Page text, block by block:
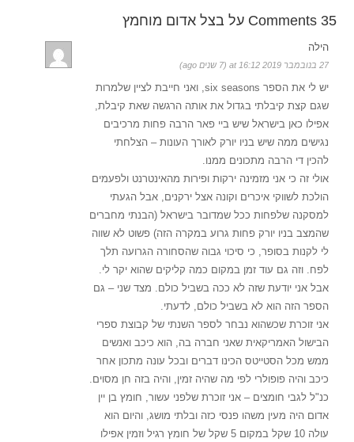
35 Comments על בצל אדום מוחמץ
הילה
27 בנובמבר 2019 at 16:12 (7 שנים ago)
יש לי את הספר six seasons, ואני חייבת לציין שלמרות
שגם קצת קיבלתי בגדול את אותה הרגשה שאת קיבלת,
אפילו כאן בישראל שיש ביי פאר הרבה פחות מרכיבים
נגישים ממה שיש בניו יורק לאורך העונות – הצלחתי
להכין די הרבה מתכונים ממנו.
אולי זה כי אני מזמינה ירקות ופירות מהאינטרנט ולפעמים
הולכת לשווקי איכרים וקונה אצל ירקנים, אבל הגעתי
למסקנה שלפחות ככל שמדובר בישראל (הבנתי מחברים
שהמצב בניו יורק פחות גרוע במקרה הזה) פשוט לא שווה
לי לקנות בסופר, כי סיכוי גבוה שהסחורה הגרועה תלך
לפח. וזה גם עוד זמן במקום כמה קליקים שהוא יקר לי.
אבל אני יודעת שזה לא ככה בשביל כולם. מצד שני – גם
הספר הזה הוא לא בשביל כולם, לדעתי.
אני זוכרת שכשהוא נבחר לספר השנתי של קבוצת ספרי
הבישול האמריקאית שאני חברה בה, הוא כיכב ואנשים
ממש מכל הסטייטס הכינו דברים ובכל עונה מתכון אחר
כיכב והיה פופולרי לפי מה שהיה זמין, והיה בזה חן מסוים.
כנ"ל לגבי חומצים – אני זוכרת שלפני עשור, חומץ בן יין
אדום היה מעין משהו פנסי כזה ובלתי מושג, והיום הוא
עולה 10 שקל במקום 5 שקל של חומץ רגיל וזמין אפילו